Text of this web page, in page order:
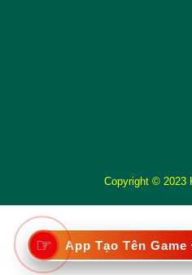
Copyright ©
☞ App Tạo Tên Game